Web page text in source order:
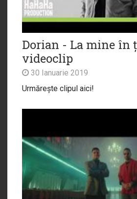
Dorian - La mine în
videoclip
30 Ianuarie 2019
Urmărește clipul aici!